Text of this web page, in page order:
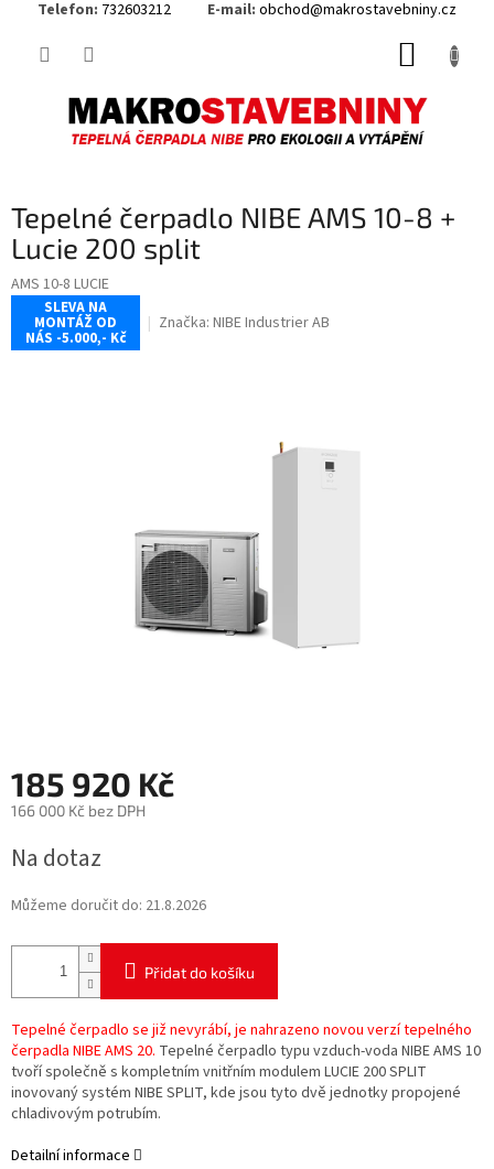
Telefon: 732603212 E-mail: obchod@makrostavebniny.cz
Tepelné čerpadlo NIBE AMS 10-8 +
Lucie 200 split
AMS 10-8 LUCIE
SLEVA NA
MONTÁŽ OD
NÁS -5.000,- Kč
Značka: NIBE Industrier AB
185 920 Kč
166 000 Kč bez DPH
cena:
Na dotaz
Můžeme doručit do: 21.8.2026
Přidat do košíku
Tepelné čerpadlo se již nevyrábí, je nahrazeno novou verzí tepelného
čerpadla NIBE AMS 20. Tepelné čerpadlo typu vzduch-voda NIBE AMS 10
tvoří společně s kompletním vnitřním modulem LUCIE 200 SPLIT
inovovaný systém NIBE SPLIT, kde jsou tyto dvě jednotky propojené
chladivovým potrubím.
Detailní informace